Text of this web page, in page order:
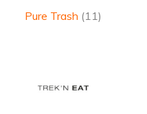
Pure Trash (11)